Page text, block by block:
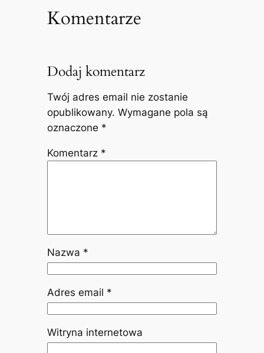
Komentarze
Dodaj komentarz
Twój adres email nie zostanie
opublikowany. Wymagane pola są
oznaczone *
Komentarz *
Nazwa *
Adres email *
Witryna internetowa